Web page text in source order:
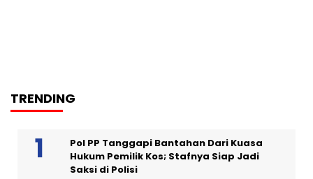
TRENDING
Pol PP Tanggapi Bantahan Dari Kuasa
Hukum Pemilik Kos; Stafnya Siap Jadi
Saksi di Polisi